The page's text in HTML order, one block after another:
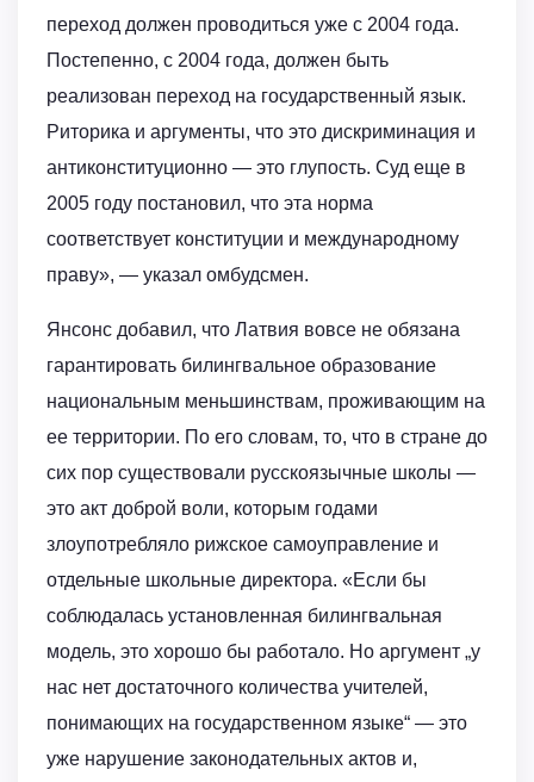
переход должен проводиться уже с 2004 года.
Постепенно, с 2004 года, должен быть
реализован переход на государственный язык.
Риторика и аргументы, что это дискриминация и
антиконституционно — это глупость. Суд еще в
2005 году постановил, что эта норма
соответствует конституции и международному
праву», — указал омбудсмен.
Янсонс добавил, что Латвия вовсе не обязана
гарантировать билингвальное образование
национальным меньшинствам, проживающим на
ее территории. По его словам, то, что в стране до
сих пор существовали русскоязычные школы —
это акт доброй воли, которым годами
злоупотребляло рижское самоуправление и
отдельные школьные директора. «Если бы
соблюдалась установленная билингвальная
модель, это хорошо бы работало. Но аргумент „у
нас нет достаточного количества учителей,
понимающих на государственном языке“ — это
уже нарушение законодательных актов и,